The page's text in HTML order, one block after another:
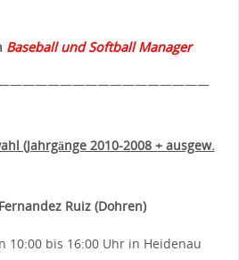
Baseball und Softball Manager
(Jahrgänge 2010-2008 + ausgew.
Ruiz (Dohren)
10:00 bis 16:00 Uhr in Heidenau